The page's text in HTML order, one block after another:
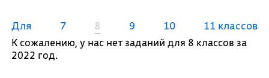
Для 7 8 9 10 11 классов
К сожалению, у нас нет заданий для 8 классов за
2022 год.